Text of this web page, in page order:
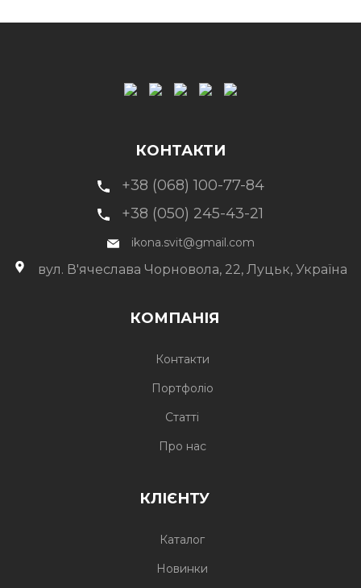
КОМПАНІЯ
Контакти
Портфоліо
Статті
Про нас
КЛІЄНТУ
Каталог
Новинки
КОНТАКТИ
+38 (068) 100-77-84
+38 (050) 245-43-21
ikona.svit@gmail.com
вул. В'ячеслава Чорновола, 22, Луцьк, Україна